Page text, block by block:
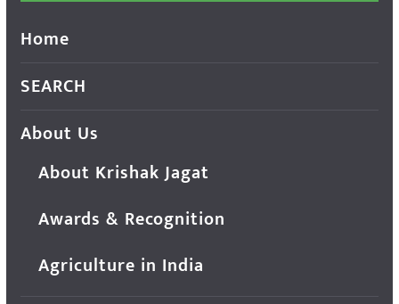
Home
SEARCH
About Us
About Krishak Jagat
Awards & Recognition
Agriculture in India